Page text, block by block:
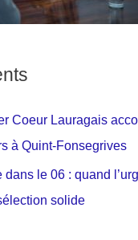
Coeur Lauragais
à Quint-Fonsegrives
dans le 06 : quand
solide